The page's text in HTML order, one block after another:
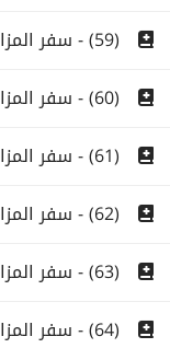
(59) - سفر المزامير الاصحاح التاسع والخمسون
(60) - سفر المزامير الاصحاح الستون
(61) - سفر المزامير الاصحاح الحادى والستون
(62) - سفر المزامير الاصحاح الثانى والستون
(63) - سفر المزامير الاصحاح الثالث والستون
(64) - سفر المزامير الاصحاح الرابع والستون